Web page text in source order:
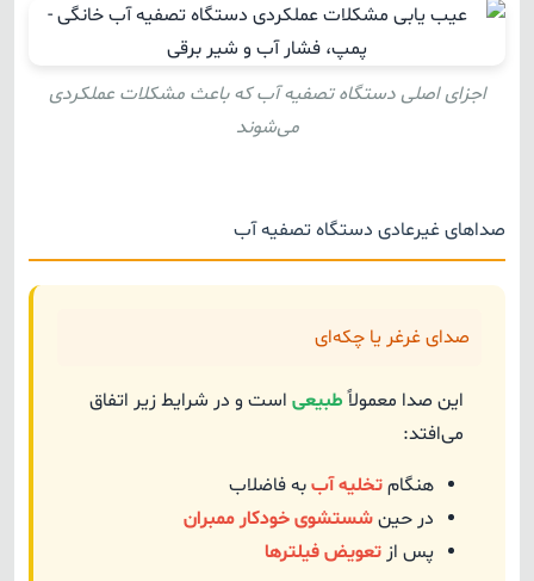
اجزای اصلی دستگاه تصفیه آب که باعث مشکلات عملکردی
می‌شوند
صداهای غیرعادی دستگاه تصفیه آب
صدای غرغر یا چکه‌ای
این صدا معمولاًطبیعی است و در شرایط زیر اتفاق
می‌افتد:
هنگامتخلیه آببه فاضلاب
در حینشستشوی خودکار ممبران
پس از تعویض فیلترها